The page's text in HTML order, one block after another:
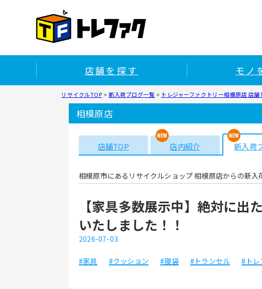
店舗を探す モノ
リサイクルTOP >新入荷ブログ一覧 > トレジャーファクトリー相模原店 店舗
相模原店
店舗TOP 店内紹介 新入荷
相模原市にあるリサイクルショップ 相模原店からの新入
【家具多数展示中】絶対に出
いたしました！！
2026-07-03
#家具 #クッション #寝袋 #トランセル #トレ